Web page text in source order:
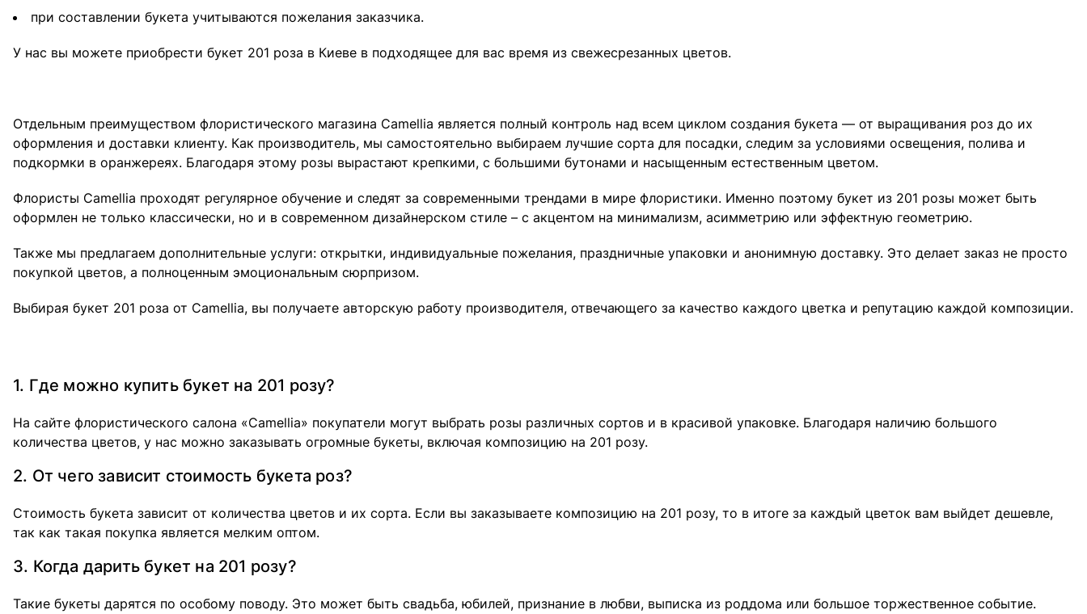
при составлении букета учитываются пожелания заказчика.
У нас вы можете приобрести букет 201 роза в Киеве в подходящее для вас время из свежесрезанных цветов.
Отдельным преимуществом флористического магазина Camellia является полный контроль над всем циклом создания букета — от выращивания роз до их
оформления и доставки клиенту. Как производитель, мы самостоятельно выбираем лучшие сорта для посадки, следим за условиями освещения, полива и
подкормки в оранжереях. Благодаря этому розы вырастают крепкими, с большими бутонами и насыщенным естественным цветом.
Флористы Camellia проходят регулярное обучение и следят за современными трендами в мире флористики. Именно поэтому букет из 201 розы может быть
оформлен не только классически, но и в современном дизайнерском стиле – с акцентом на минимализм, асимметрию или эффектную геометрию.
Также мы предлагаем дополнительные услуги: открытки, индивидуальные пожелания, праздничные упаковки и анонимную доставку. Это делает заказ не просто
покупкой цветов, а полноценным эмоциональным сюрпризом.
Выбирая букет 201 роза от Camellia, вы получаете авторскую работу производителя, отвечающего за качество каждого цветка и репутацию каждой композиции.
1. Где можно купить букет на 201 розу?
На сайте флористического салона «Camellia» покупатели могут выбрать розы различных сортов и в красивой упаковке. Благодаря наличию большого
количества цветов, у нас можно заказывать огромные букеты, включая композицию на 201 розу.
2. От чего зависит стоимость букета роз?
Стоимость букета зависит от количества цветов и их сорта. Если вы заказываете композицию на 201 розу, то в итоге за каждый цветок вам выйдет дешевле,
так как такая покупка является мелким оптом.
3. Когда дарить букет на 201 розу?
Такие букеты дарятся по особому поводу. Это может быть свадьба, юбилей, признание в любви, выписка из роддома или большое торжественное событие.